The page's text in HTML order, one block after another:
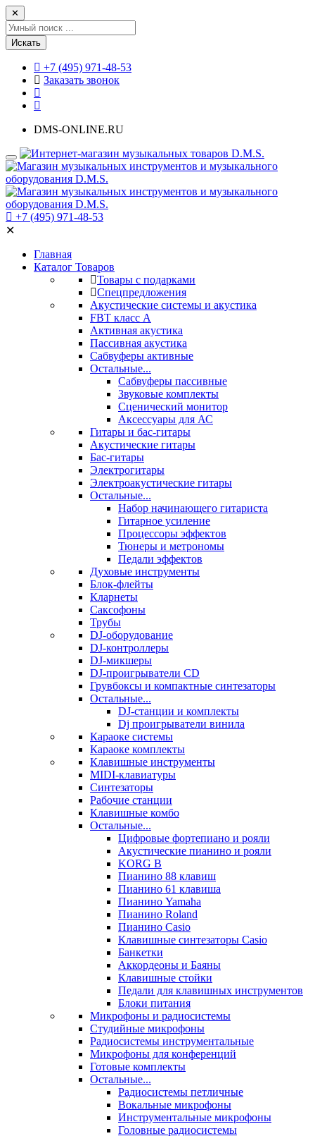
✕
Искать
+7 (495) 971-48-53
Заказать звонок
DMS-ONLINE.RU
+7 (495) 971-48-53
✕
Главная
Каталог Товаров
Товары с подарками
Спецпредложения
Акустические системы и акустика
FBT класс А
Активная акустика
Пассивная акустика
Сабвуферы активные
Остальные...
Сабвуферы пассивные
Звуковые комплекты
Сценический монитор
Аксессуары для АС
Гитары и бас-гитары
Акустические гитары
Бас-гитары
Электрогитары
Электроакустические гитары
Остальные...
Набор начинающего гитариста
Гитарное усиление
Процессоры эффектов
Тюнеры и метрономы
Педали эффектов
Духовые инструменты
Блок-флейты
Кларнеты
Саксофоны
Трубы
DJ-оборудование
DJ-контроллеры
DJ-микшеры
DJ-проигрыватели CD
Грувбоксы и компактные синтезаторы
Остальные...
DJ-станции и комплекты
Dj проигрыватели винила
Караоке системы
Караоке комплекты
Клавишные инструменты
MIDI-клавиатуры
Синтезаторы
Рабочие станции
Клавишные комбо
Остальные...
Цифровые фортепиано и рояли
Акустические пианино и рояли
KORG B
Пианино 88 клавиш
Пианино 61 клавиша
Пианино Yamaha
Пианино Roland
Пианино Casio
Клавишные синтезаторы Casio
Банкетки
Аккордеоны и Баяны
Клавишные стойки
Педали для клавишных инструментов
Блоки питания
Микрофоны и радиосистемы
Студийные микрофоны
Радиосистемы инструментальные
Микрофоны для конференций
Готовые комплекты
Остальные...
Радиосистемы петличные
Вокальные микрофоны
Инструментальные микрофоны
Головные радиосистемы